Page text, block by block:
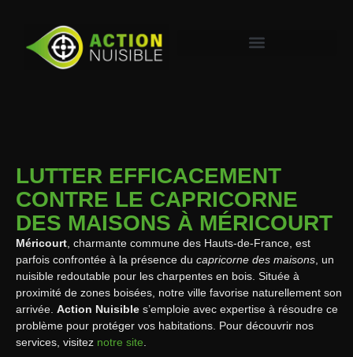
LUTTER EFFICACEMENT
CONTRE LE CAPRICORNE
DES MAISONS À MÉRICOURT
Méricourt , charmante commune des Hauts-de-France, est
parfois confrontée à la présence du capricorne des maisons , un
nuisible redoutable pour les charpentes en bois. Située à
proximité de zones boisées, notre ville favorise naturellement son
arrivée. Action Nuisible s’emploie avec expertise à résoudre ce
problème pour protéger vos habitations. Pour découvrir nos
services, visitez notre site